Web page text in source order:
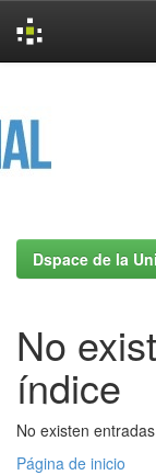
Dspace de la
No
índice
No existen
Página de inicio